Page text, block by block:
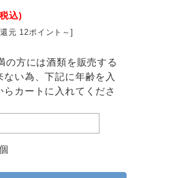
込)
元 12ポイント～]
の方には酒類を販売する
ない為、下記に年齢を入
らカートに入れてくださ